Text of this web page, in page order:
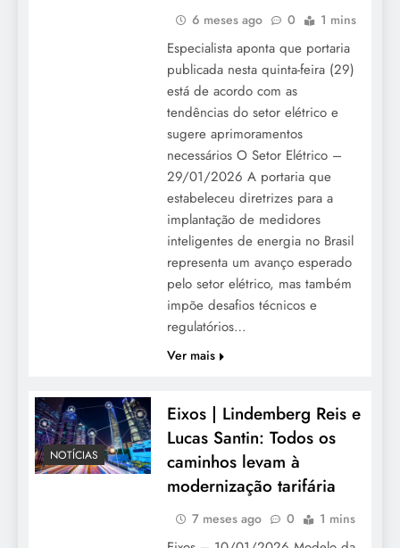
6 meses ago 0 1 mins
Especialista aponta que portaria
publicada nesta quinta-feira (29)
está de acordo com as
tendências do setor elétrico e
sugere aprimoramentos
necessários O Setor Elétrico –
29/01/2026 A portaria que
estabeleceu diretrizes para a
implantação de medidores
inteligentes de energia no Brasil
representa um avanço esperado
pelo setor elétrico, mas também
impõe desafios técnicos e
regulatórios…
Ver mais
NOTÍCIAS
Eixos | Lindemberg Reis e
Lucas Santin: Todos os
caminhos levam à
modernização tarifária
7 meses ago 0 1 mins